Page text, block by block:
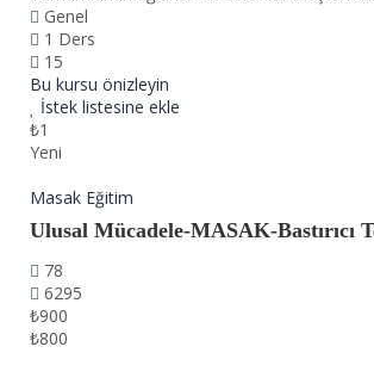
Genel
1 Ders
15
Bu kursu önizleyin
İstek listesine ekle
₺1
Yeni
Masak Eğitim
Ulusal Mücadele-MASAK-Bastırıcı
78
6295
₺900
₺800